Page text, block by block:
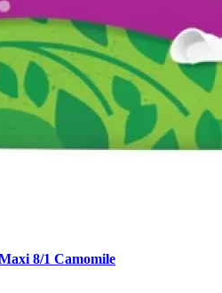
8/1 Camomile